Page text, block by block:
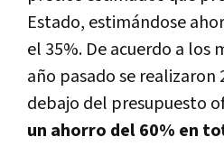
Estado, estimándose
el 35%. De acuerdo a los
año pasado se
debajo del presupuesto
un ahorro del 60% en